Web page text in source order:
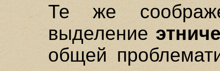
Те же
выделение
общей